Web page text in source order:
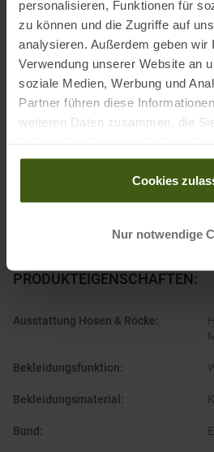
personalisieren, Funktionen für
zu können und die Zugriffe auf
analysieren. Außerdem geben wir
Verwendung unserer Website an
soziale Medien, Werbung und
Partner führen diese
weiteren Daten zusammen, die
gesammelt haben.
Cookies
Nur notwendige
Ausgezeichnet mit :
Partner von:
PRODUKTEIGENSCHAFTEN:
Ausstattung Hosen & Röcke:
Bekleidungsfunktion:
Bekleidungsmaterial :
Bund :